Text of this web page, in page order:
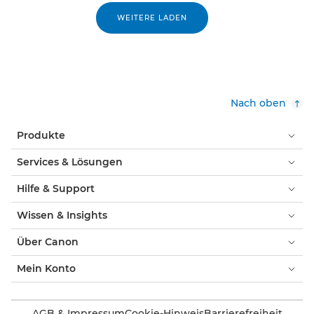
WEITERE LADEN
Nach oben
Produkte
Services & Lösungen
Hilfe & Support
Wissen & Insights
Über Canon
Mein Konto